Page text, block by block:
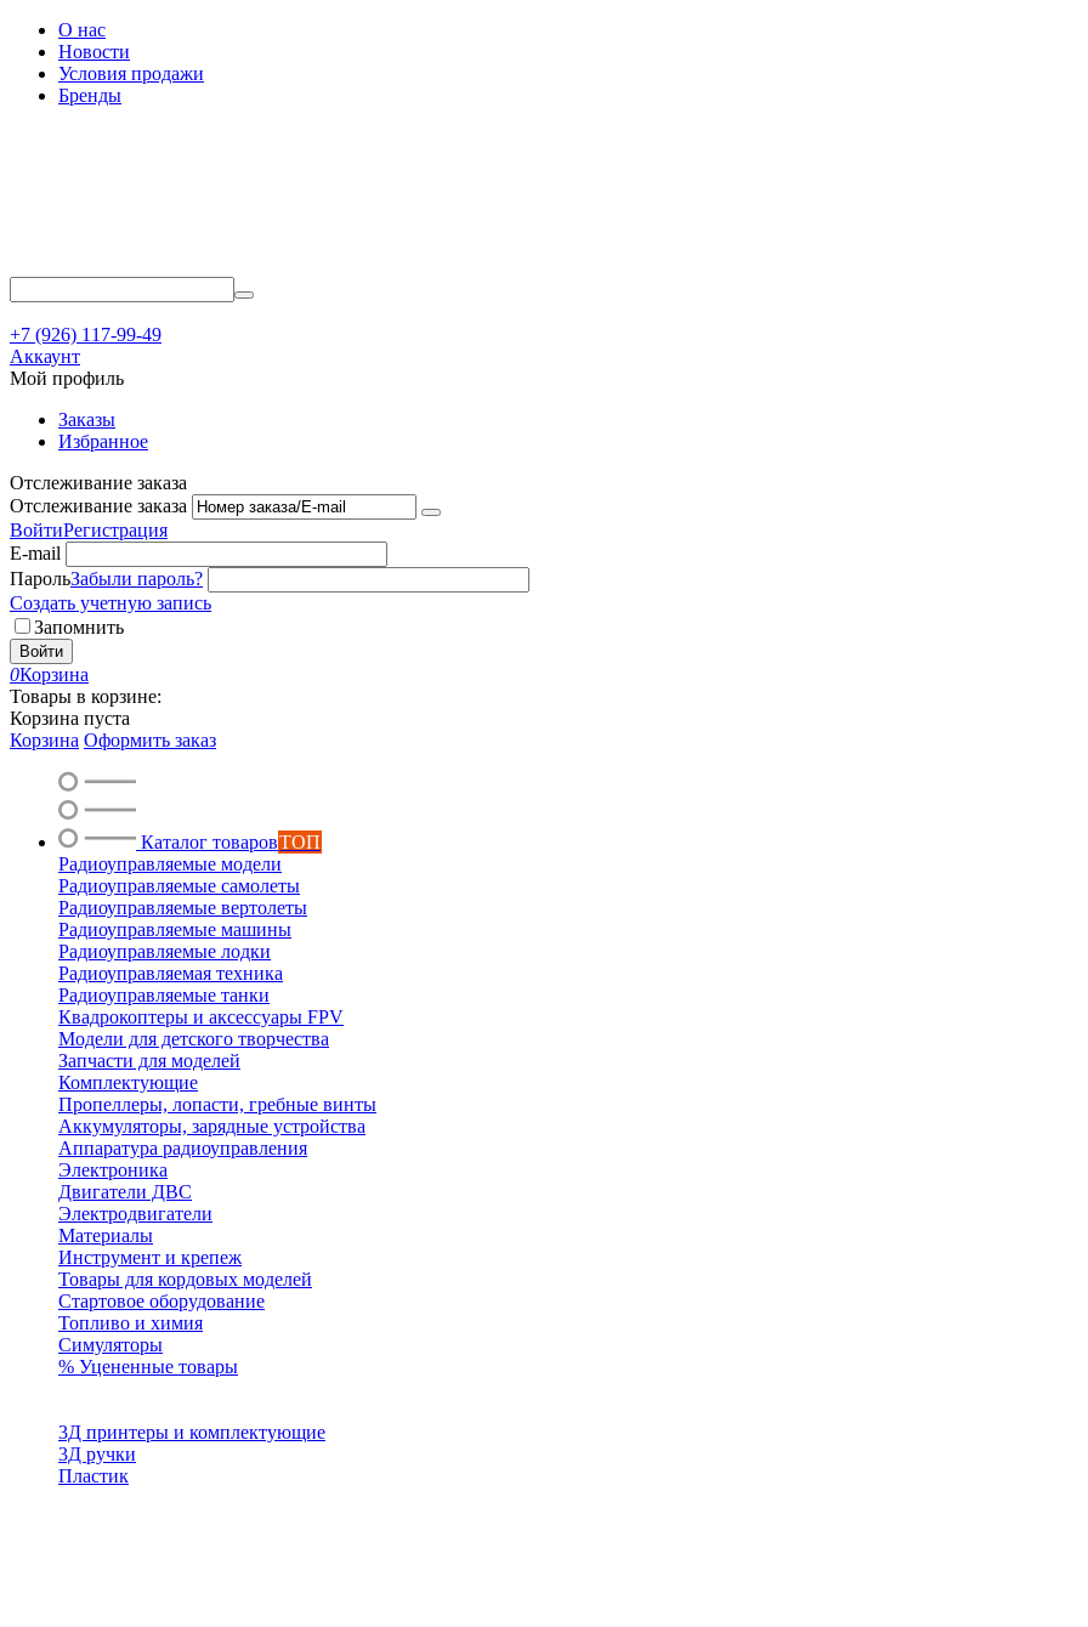
О нас
Новости
Условия продажи
Бренды
+7 (926) 117-99-49
Аккаунт
Мой профиль
Заказы
Избранное
Отслеживание заказа
Отслеживание заказа
ВойтиРегистрация
E-mail
ПарольЗабыли пароль?
Создать учетную запись
Запомнить
Войти
0Корзина
Товары в корзине:
Корзина пуста
Корзина Оформить заказ
Каталог товаровТОП
Радиоуправляемые модели
Радиоуправляемые самолеты
Радиоуправляемые вертолеты
Радиоуправляемые машины
Радиоуправляемые лодки
Радиоуправляемая техника
Радиоуправляемые танки
Квадрокоптеры и аксессуары FPV
Модели для детского творчества
Запчасти для моделей
Комплектующие
Пропеллеры, лопасти, гребные винты
Аккумуляторы, зарядные устройства
Аппаратура радиоуправления
Электроника
Двигатели ДВС
Электродвигатели
Материалы
Инструмент и крепеж
Товары для кордовых моделей
Стартовое оборудование
Топливо и химия
Симуляторы
% Уцененные товары
3Д принтеры и комплектующие
3Д ручки
Пластик